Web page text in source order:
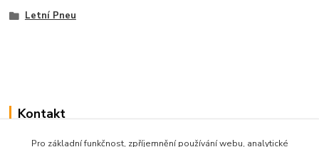
Letní Pneu
Kontakt
Pro základní funkčnost, zpříjemnění používání webu, analytické